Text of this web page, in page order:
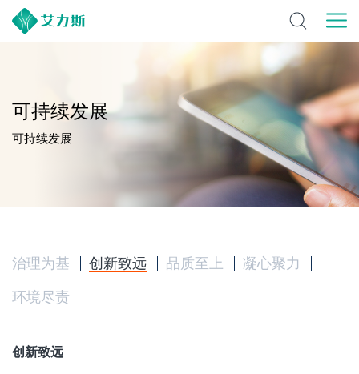
可持续发展
可持续发展
治理为基 创新致远 品质至上 凝心聚力
环境尽责
创新致远